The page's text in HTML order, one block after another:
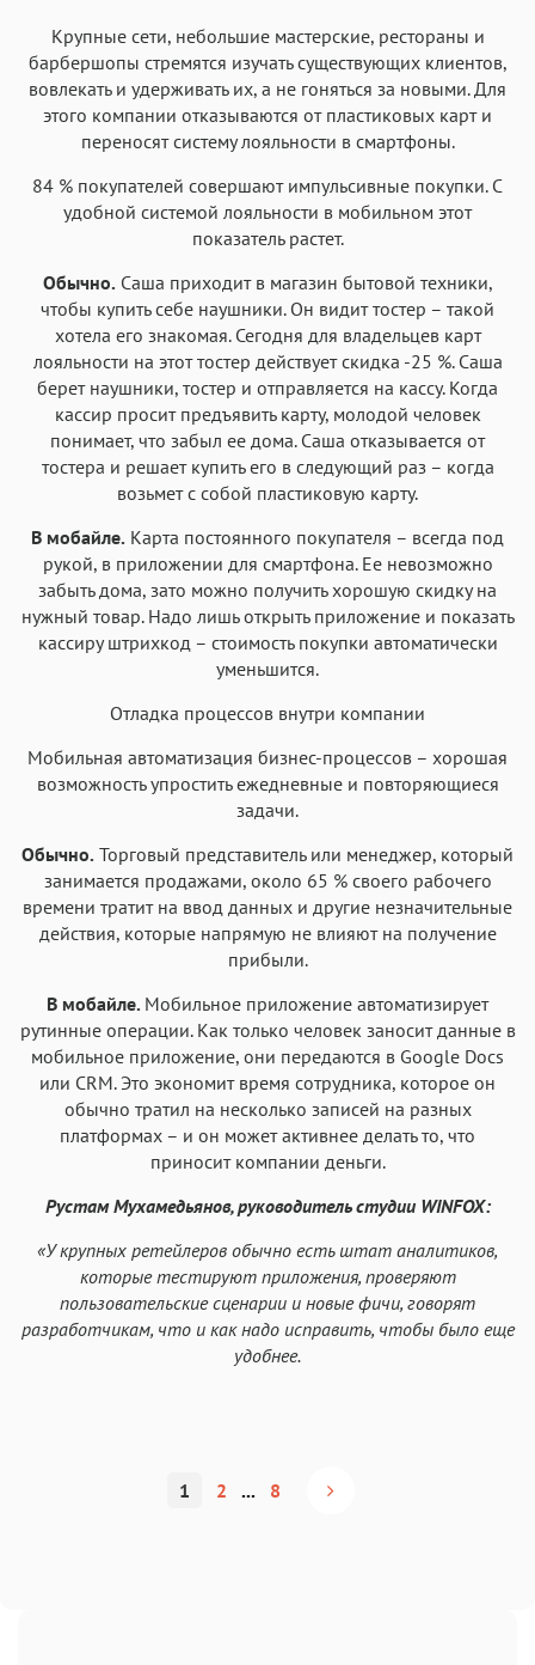
Крупные сети, небольшие мастерские, рестораны и
барбершопы стремятся изучать существующих клиентов,
вовлекать и удерживать их, а не гоняться за новыми. Для
этого компании отказываются от пластиковых карт и
переносят систему лояльности в смартфоны.
84 % покупателей совершают импульсивные покупки. С
удобной системой лояльности в мобильном этот
показатель растет.
Обычно. Саша приходит в магазин бытовой техники,
чтобы купить себе наушники. Он видит тостер – такой
хотела его знакомая. Сегодня для владельцев карт
лояльности на этот тостер действует скидка -25 %. Саша
берет наушники, тостер и отправляется на кассу. Когда
кассир просит предъявить карту, молодой человек
понимает, что забыл ее дома. Саша отказывается от
тостера и решает купить его в следующий раз – когда
возьмет с собой пластиковую карту.
В мобайле. Карта постоянного покупателя – всегда под
рукой, в приложении для смартфона. Ее невозможно
забыть дома, зато можно получить хорошую скидку на
нужный товар. Надо лишь открыть приложение и показать
кассиру штрихкод – стоимость покупки автоматически
уменьшится.
Отладка процессов внутри компании
Мобильная автоматизация бизнес-процессов – хорошая
возможность упростить ежедневные и повторяющиеся
задачи.
Обычно. Торговый представитель или менеджер, который
занимается продажами, около 65 % своего рабочего
времени тратит на ввод данных и другие незначительные
действия, которые напрямую не влияют на получение
прибыли.
В мобайле. Мобильное приложение автоматизирует
рутинные операции. Как только человек заносит данные в
мобильное приложение, они передаются в Google Docs
или CRM. Это экономит время сотрудника, которое он
обычно тратил на несколько записей на разных
платформах – и он может активнее делать то, что
приносит компании деньги.
Рустам Мухамедьянов, руководитель студии WINFOX:
«У крупных ретейлеров обычно есть штат аналитиков,
которые тестируют приложения, проверяют
пользовательские сценарии и новые фичи, говорят
разработчикам, что и как надо исправить, чтобы было еще
удобнее.
1 2 ... 8